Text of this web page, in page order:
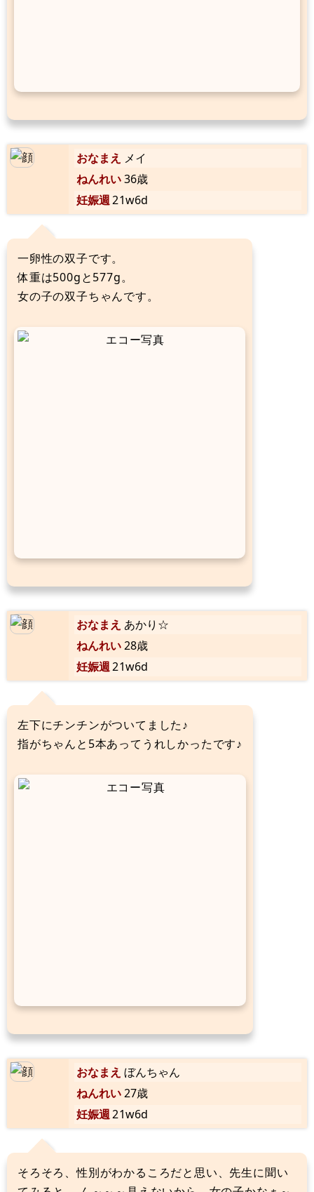
おなまえ メイ
ねんれい36歳
妊娠週21w6d
一卵性の双子です。
体重は500gと577g。
女の子の双子ちゃんです。
おなまえ あかり☆
ねんれい28歳
妊娠週21w6d
左下にチンチンがついてました♪
指がちゃんと5本あってうれしかったです♪
おなまえ ぼんちゃん
ねんれい27歳
妊娠週21w6d
そろそろ、性別がわかるころだと思い、先生に聞い